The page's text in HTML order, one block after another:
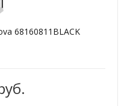
68160811BLACK